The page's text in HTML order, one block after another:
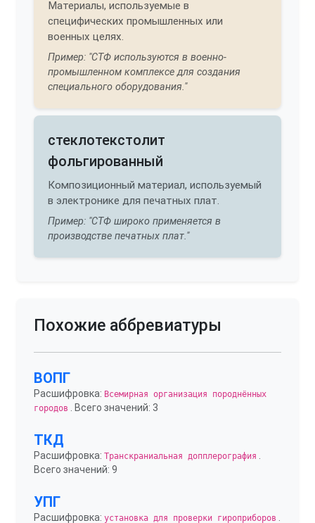
Материалы, используемые в
специфических промышленных или
военных целях.
Пример: "СТФ используются в военно-
промышленном комплексе для создания
специального оборудования."
стеклотекстолит
фольгированный
Композиционный материал, используемый
в электронике для печатных плат.
Пример: "СТФ широко применяется в
производстве печатных плат."
Похожие аббревиатуры
ВОПГ
Расшифровка: Всемирная организация породнённых
городов
. Всего значений: 3
ТКД
Расшифровка: Транскраниальная допплерография
Всего значений: 9
УПГ
Расшифровка: установка для проверки гироприборов